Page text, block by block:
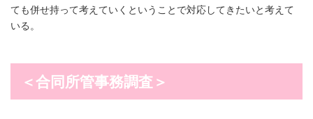
ても併せ持って考えていくということで対応してきたいと考えて
いる。
＜合同所管事務調査＞